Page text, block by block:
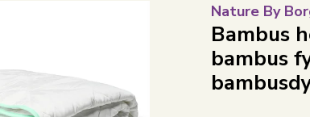
Nature By
Bambus
bambus